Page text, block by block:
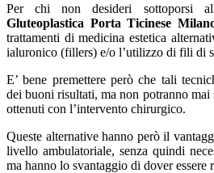
Per chi non desideri sottoporsi
Gluteoplastica Porta Ticinese
trattamenti di medicina estetica
ialuronico (fillers) e/o l’utilizzo di fili di
E’ bene premettere però che tali
dei buoni risultati, ma non potranno mai
ottenuti con l’intervento chirurgico.
Queste alternative hanno però il
livello ambulatoriale, senza quindi
ma hanno lo svantaggio di dover essere